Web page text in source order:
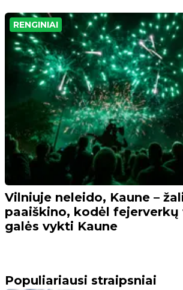
RENGINIAI
Vilniuje neleido, Kaune –
paaiškino, kodėl fejerverkų
galės vykti Kaune
Populiariausi straipsniai